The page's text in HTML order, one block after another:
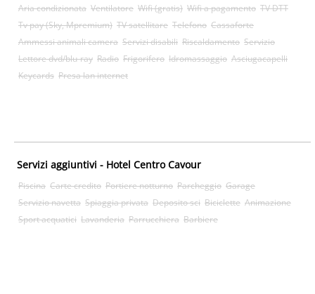
Aria condizionata Ventilatore Wifi (gratis) Wifi a pagamento TV DTT
Tv pay (Sky, Mpremium) TV satellitare Telefono Cassaforte
Ammessi animali camera Servizi disabili Riscaldamento Servizio
Lettore dvd/blu-ray Radio Frigorifero Idromassaggio Asciugacapelli
Keycards Presa lan internet
Servizi aggiuntivi - Hotel Centro Cavour
Piscina Carte credito Portiere notturno Parcheggio Garage
Servizio navetta Spiaggia privata Deposito sci Biciclette Animazione
Sport acquatici Lavanderia Parrucchiera Barbiere